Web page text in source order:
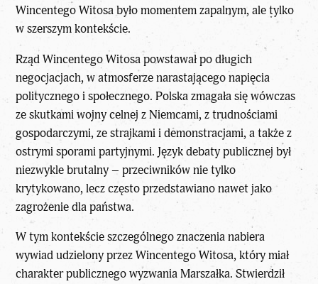
Wincentego Witosa było momentem zapalnym, ale tylko
w szerszym kontekście.
Rząd Wincentego Witosa powstawał po długich
negocjacjach, w atmosferze narastającego napięcia
politycznego i społecznego. Polska zmagała się wówczas
ze skutkami wojny celnej z Niemcami, z trudnościami
gospodarczymi, ze strajkami i demonstracjami, a także z
ostrymi sporami partyjnymi. Język debaty publicznej był
niezwykle brutalny – przeciwników nie tylko
krytykowano, lecz często przedstawiano nawet jako
zagrożenie dla państwa.
W tym kontekście szczególnego znaczenia nabiera
wywiad udzielony przez Wincentego Witosa, który miał
charakter publicznego wyzwania Marszałka. Stwierdził